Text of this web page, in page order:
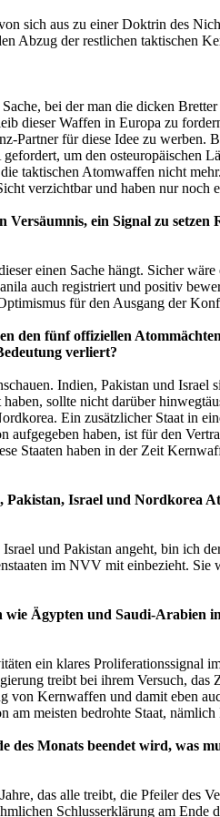
sich aus zu einer Doktrin des
Abzug der restlichen taktischen
bei der man die dicken
dieser Waffen in Europa zu
Partner für diese Idee zu
um den osteuropäischen
taktischen Atomwaffen nicht
verzichtbar und haben nur
ein Signal zu
einen Sache hängt. Sicher
auch registriert und positiv
für den Ausgang der
den fünf offiziellen
verliert?
Indien, Pakistan und
sollte nicht darüber
Ein zusätzlicher Staat in
haben, ist für den
Staaten haben in der Zeit
Israel und Nordkorea
und Pakistan angeht, bin ich
im NVV mit einbezieht.
Ägypten und Saudi-Arabien
ein klares
treibt bei ihrem Versuch,
Kernwaffen und damit eben
meisten bedrohte Staat,
Monats beendet wird, was
das alle treibt, die Pfeiler des
Schlusserklärung am